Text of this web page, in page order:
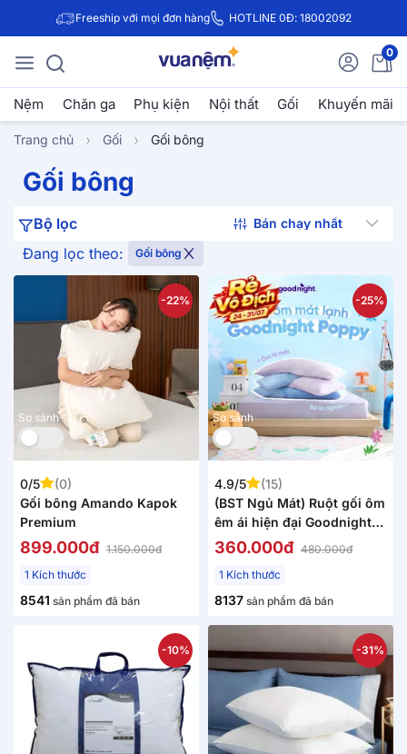
Freeship với mọi đơn hàng HOTLINE 0Đ: 18002092
0
Nệm Chăn ga Phụ kiện Nội thất Gối Khuyến mãi
Trang chủ Gối Gối bông
Gối bông
Đang lọc theo: Gối bông
Bộ lọc
So sánh
-22%
0/5
(0)
Gối bông Amando Kapok
Premium
899.000đ 1.150.000đ
1 Kích thước
8541 sản phẩm đã bán
So sánh
-25%
4.9/5
(15)
(BST Ngủ Mát) Ruột gối ôm
êm ái hiện đại Goodnight
Poppy chuẩn công thái
người Việt
360.000đ 480.000đ
1 Kích thước
8137 sản phẩm đã bán
-10% -31%